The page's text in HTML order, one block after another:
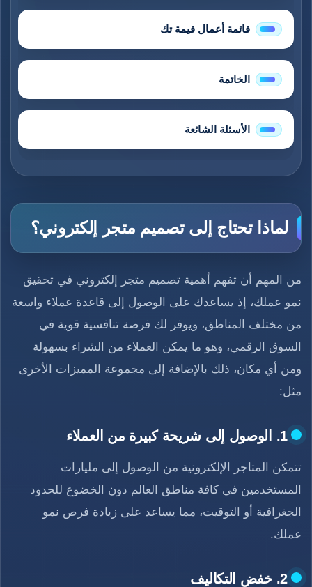
قائمة أعمال قيمة تك
الخاتمة
الأسئلة الشائعة
لماذا تحتاج إلى تصميم متجر إلكتروني؟
من المهم أن تفهم أهمية تصميم متجر إلكتروني في تحقيق
نمو عملك، إذ يساعدك على الوصول إلى قاعدة عملاء واسعة
من مختلف المناطق، ويوفر لك فرصة تنافسية قوية في
السوق الرقمي، وهو ما يمكن العملاء من الشراء بسهولة
ومن أي مكان، ذلك بالإضافة إلى مجموعة المميزات الأخرى
مثل:
1. الوصول إلى شريحة كبيرة من العملاء
تتمكن المتاجر الإلكترونية من الوصول إلى مليارات
المستخدمين في كافة مناطق العالم دون الخضوع للحدود
الجغرافية أو التوقيت، مما يساعد على زيادة فرص نمو
عملك.
2. خفض التكاليف